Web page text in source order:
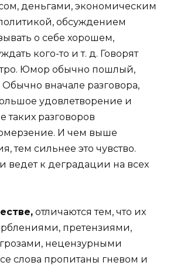
деньгами, экономическим
обсуждением
о себе хорошем,
кого-то и т. д. Говорят
Юмор обычно пошлый,
Обычно вначале разговора,
удовлетворение и
таких разговоров
И чем выше
тем сильнее это чувство.
ведет к деградации на всех
отличаются тем, что их
претензиями,
нецензурными
слова пропитаны гневом и